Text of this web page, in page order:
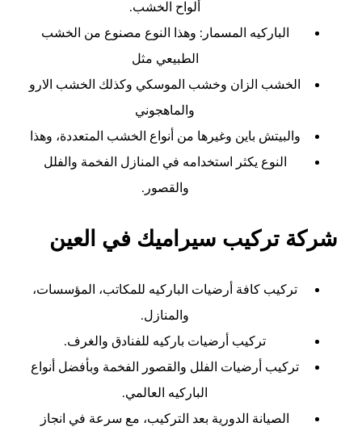
ألواح الخشب.
الباركيه المسمار: وهذا النوع مصنوع من الخشب
الطبيعي مثل
الخشب الزان وخشب الموسكي وكذلك الخشب الارو
والماهجوني
والبيتش باين وغيرها من أنواع الخشب المتعددة، وهذا
النوع يكثر استخدامه في المنازل الفخمة والفلل
والقصور.
شركة تركيب سيراميك في العين
تركيب كافة أرضيات الباركيه للمكاتب، المؤسسات،
والمنازل.
تركيب أرضيات باركيه للفنادق والغرف.
تركيب أرضيات الفلل والقصور الفخمة وبأفضل أنواع
الباركيه العالمي.
الصيانة الدورية بعد التركيب، مع سرعة في انجاز